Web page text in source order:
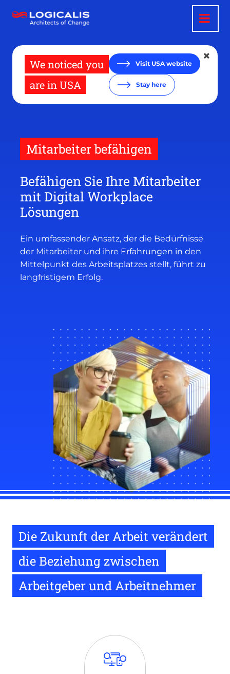
zum
Inhalt
We noticed you
are in USA
Visit USA website
Stay here
Mitarbeiter befähigen
Befähigen Sie Ihre Mitarbeiter
mit Digital Workplace
Lösungen
Ein umfassender Ansatz, der die Bedürfnisse
der Mitarbeiter und ihre Erfahrungen in den
Mittelpunkt des Arbeitsplatzes stellt, führt zu
langfristigem Erfolg.
Die Zukunft der Arbeit verändert
die Beziehung zwischen
Arbeitgeber und Arbeitnehmer